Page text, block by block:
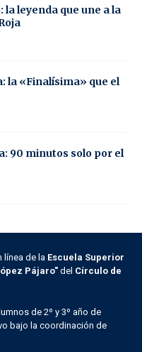
la leyenda que une a la
la «Finalísima» que el
90 minutos solo por el
línea de la Escuela Superior
Pájaro" del Círculo de
de 2º y 3º año de
bajo la coordinación de